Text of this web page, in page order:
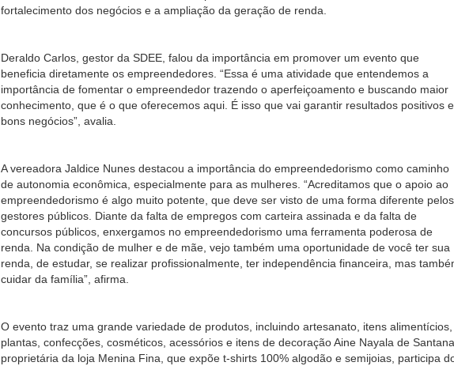
fortalecimento dos negócios e a ampliação da geração de renda.
Deraldo Carlos, gestor da SDEE, falou da importância em promover um evento que
beneficia diretamente os empreendedores. “Essa é uma atividade que entendemos a
importância de fomentar o empreendedor trazendo o aperfeiçoamento e buscando maior
conhecimento, que é o que oferecemos aqui. É isso que vai garantir resultados positivos e
bons negócios”, avalia.
A vereadora Jaldice Nunes destacou a importância do empreendedorismo como caminho
de autonomia econômica, especialmente para as mulheres. “Acreditamos que o apoio ao
empreendedorismo é algo muito potente, que deve ser visto de uma forma diferente pelos
gestores públicos. Diante da falta de empregos com carteira assinada e da falta de
concursos públicos, enxergamos no empreendedorismo uma ferramenta poderosa de
renda. Na condição de mulher e de mãe, vejo também uma oportunidade de você ter sua
renda, de estudar, se realizar profissionalmente, ter independência financeira, mas
cuidar da família”, afirma.
O evento traz uma grande variedade de produtos, incluindo artesanato, itens alimentícios,
plantas, confecções, cosméticos, acessórios e itens de decoração Aine Nayala de Santana,
proprietária da loja Menina Fina, que expõe t-shirts 100% algodão e semijoias, participa